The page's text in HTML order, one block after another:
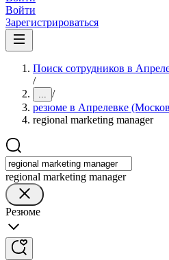
Войти
Зарегистрироваться
Поиск сотрудников в
/
... /
резюме в Апрелевке
regional marketing manager
regional marketing manager
Резюме